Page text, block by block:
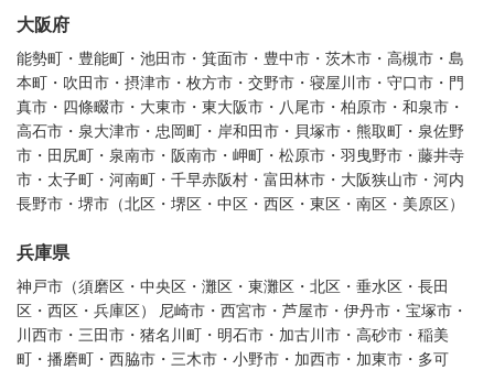
大阪府
能勢町・豊能町・池田市・箕面市・豊中市・茨木市・高槻市・島
本町・吹田市・摂津市・枚方市・交野市・寝屋川市・守口市・門
真市・四條畷市・大東市・東大阪市・八尾市・柏原市・和泉市・
高石市・泉大津市・忠岡町・岸和田市・貝塚市・熊取町・泉佐野
市・田尻町・泉南市・阪南市・岬町・松原市・羽曳野市・藤井寺
市・太子町・河南町・千早赤阪村・富田林市・大阪狭山市・河内
長野市・堺市（北区・堺区・中区・西区・東区・南区・美原区）
兵庫県
神戸市（須磨区・中央区・灘区・東灘区・北区・垂水区・長田
区・西区・兵庫区） 尼崎市・西宮市・芦屋市・伊丹市・宝塚市・
川西市・三田市・猪名川町・明石市・加古川市・高砂市・稲美
町・播磨町・西脇市・三木市・小野市・加西市・加東市・多可